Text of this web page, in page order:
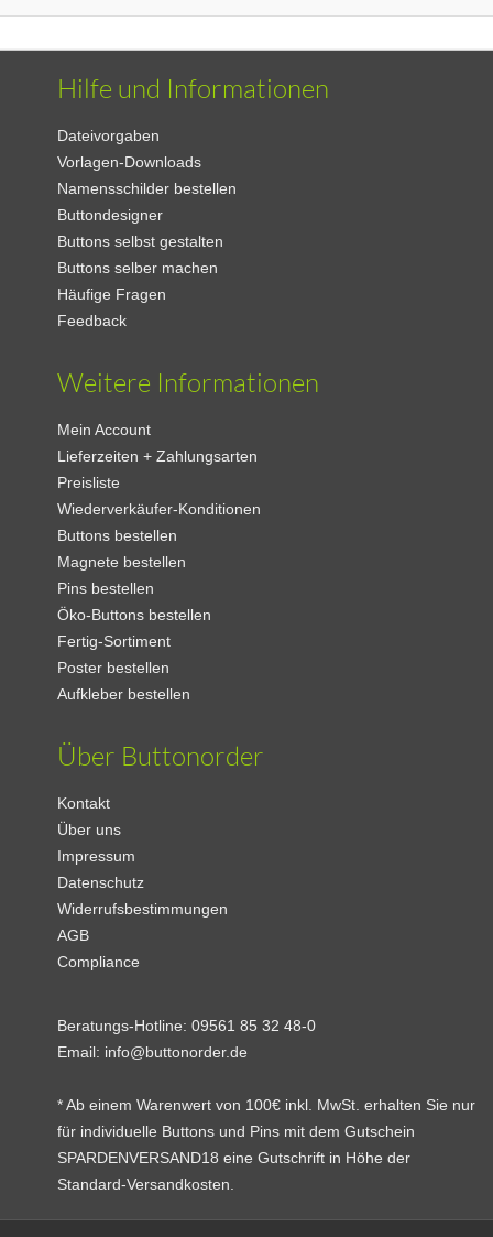
Hilfe und Informationen
Dateivorgaben
Vorlagen-Downloads
Namensschilder bestellen
Buttondesigner
Buttons selbst gestalten
Buttons selber machen
Häufige Fragen
Feedback
Weitere Informationen
Mein Account
Lieferzeiten + Zahlungsarten
Preisliste
Wiederverkäufer-Konditionen
Buttons bestellen
Magnete bestellen
Pins bestellen
Öko-Buttons bestellen
Fertig-Sortiment
Poster bestellen
Aufkleber bestellen
Über Buttonorder
Kontakt
Über uns
Impressum
Datenschutz
Widerrufsbestimmungen
AGB
Compliance
Beratungs-Hotline:09561 85 32 48-0
Email: info@buttonorder.de
* Ab einem Warenwert von 100€ inkl. MwSt. erhalten Sie nur
für individuelle Buttons und Pins mit dem Gutschein
SPARDENVERSAND18 eine Gutschrift in Höhe der
Standard-Versandkosten.